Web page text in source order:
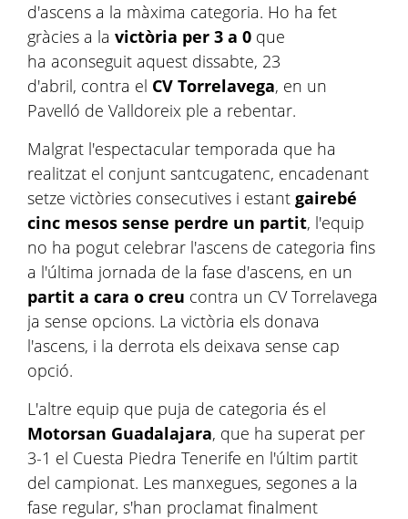
d'ascens a la màxima categoria. Ho ha fet
gràcies a la victòria per 3 a 0 que
ha aconseguit aquest dissabte, 23
d'abril, contra el CV Torrelavega, en un
Pavelló de Valldoreix ple a rebentar.
Malgrat l'espectacular temporada que ha
realitzat el conjunt santcugatenc, encadenant
setze victòries consecutives i estant gairebé
cinc mesos sense perdre un partit, l'equip
no ha pogut celebrar l'ascens de categoria fins
a l'última jornada de la fase d'ascens, en un
partit a cara o creu contra un CV Torrelavega
ja sense opcions. La victòria els donava
l'ascens, i la derrota els deixava sense cap
opció.
L'altre equip que puja de categoria és el
Motorsan Guadalajara, que ha superat per
3-1 el Cuesta Piedra Tenerife en l'últim partit
del campionat. Les manxegues, segones a la
fase regular, s'han proclamat finalment